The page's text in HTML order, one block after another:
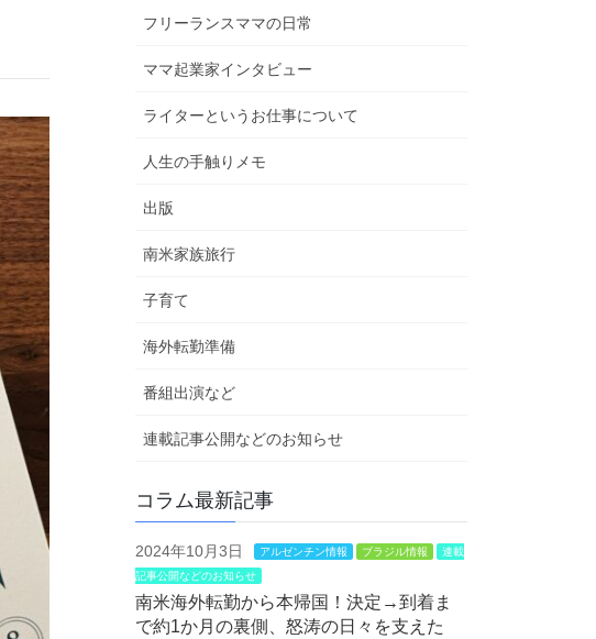
フリーランスママの日常
ママ起業家インタビュー
ライターというお仕事について
人生の手触りメモ
出版
南米家族旅行
子育て
海外転勤準備
番組出演など
連載記事公開などのお知らせ
コラム最新記事
2024年10月3日 アルゼンチン情報 ブラジル情報
連載
記事公開などのお知らせ
南米海外転勤から本帰国！決定→到着ま
で約1か月の裏側、怒涛の日々を支えた